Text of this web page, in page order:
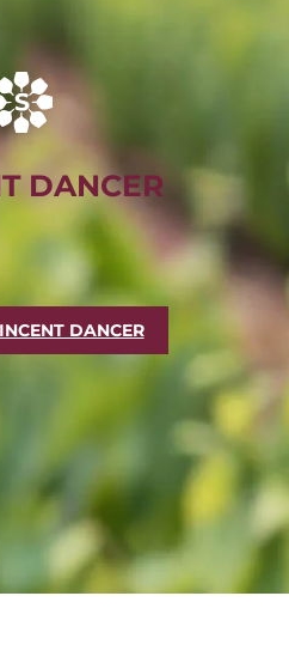
DANCER
DANCER